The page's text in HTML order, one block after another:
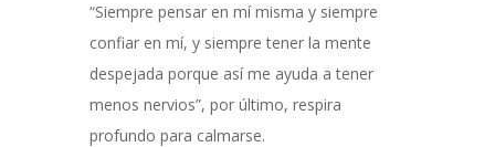
“Siempre pensar en mí misma y siempre
confiar en mí, y siempre tener la mente
despejada porque así me ayuda a tener
menos nervios”, por último, respira
profundo para calmarse.